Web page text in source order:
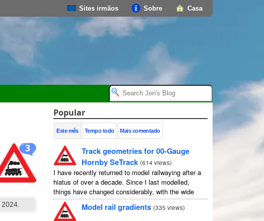
Casa
Sobre
Sites irmãos
3
2024.
Popular
Este mês Tempo todo Mais comentado
Track geometries for 00-Gauge
Hornby SeTrack (614 views)
I have recently returned to model railwaying after a
hiatus of over a decade. Since I last modelled,
things have changed considerably, with the wide
availability of modelling software which allows
layouts to be carefully ...
Model rail gradients (335 views)